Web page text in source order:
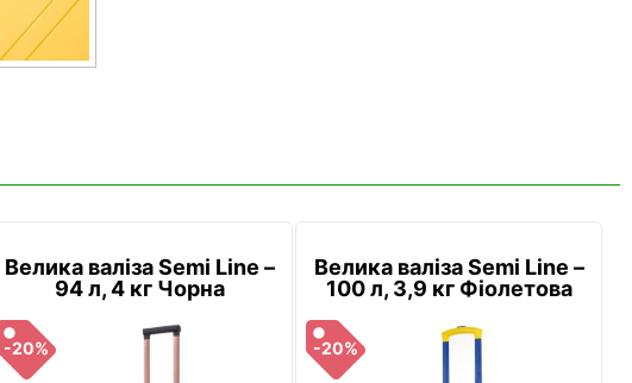
Велика валіза Semi Line –
94 л, 4 кг Чорна
-20%
Велика валіза Semi Line –
100 л, 3,9 кг Фіолетова
-20%